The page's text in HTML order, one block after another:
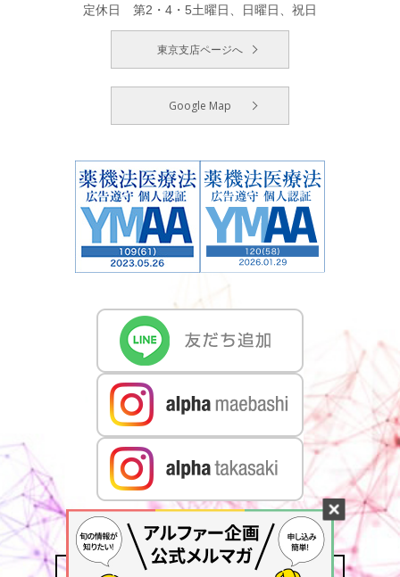
定休日 第2・4・5土曜日、日曜日、祝日
東京支店ページへ
Google Map
CONTACT US MAIL MAGAZINE